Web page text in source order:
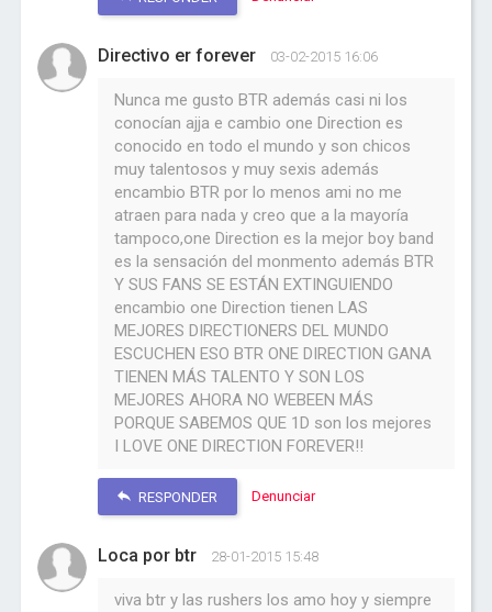
Directivo er forever 03-02-2015 16:06
Nunca me gusto BTR además casi ni los
conocían ajja e cambio one Direction es
conocido en todo el mundo y son chicos
muy talentosos y muy sexis además
encambio BTR por lo menos ami no me
atraen para nada y creo que a la mayoría
tampoco,one Direction es la mejor boy band
es la sensación del monmento además BTR
Y SUS FANS SE ESTÁN EXTINGUIENDO
encambio one Direction tienen LAS
MEJORES DIRECTIONERS DEL MUNDO
ESCUCHEN ESO BTR ONE DIRECTION GANA
TIENEN MÁS TALENTO Y SON LOS
MEJORES AHORA NO WEBEEN MÁS
PORQUE SABEMOS QUE 1D son los mejores
I LOVE ONE DIRECTION FOREVER!!
RESPONDER Denunciar
Loca por btr 28-01-2015 15:48
viva btr y las rushers los amo hoy y siempre